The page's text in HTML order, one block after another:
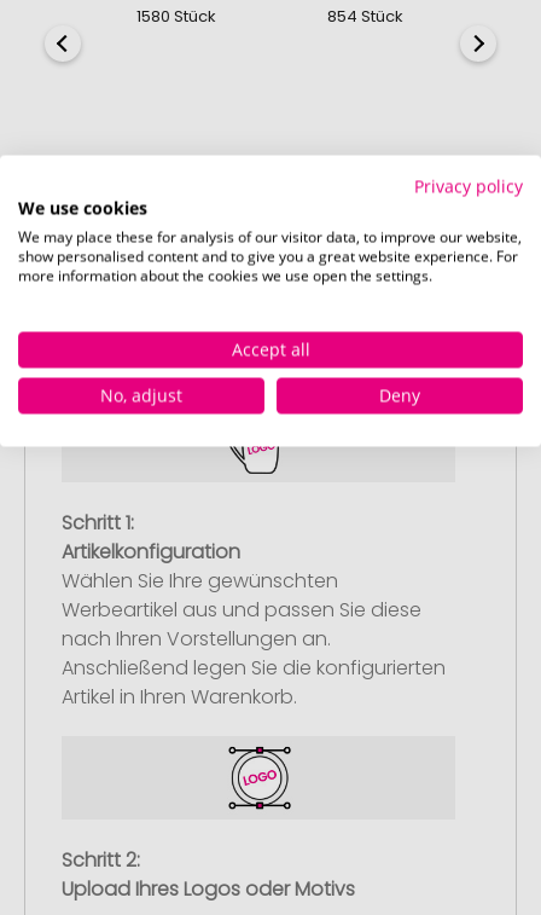
1580 Stück
854 Stück
Pinkcube
Schritt 1:
Artikelkonfiguration
Wählen Sie Ihre gewünschten
Werbeartikel aus und passen Sie diese
nach Ihren Vorstellungen an.
Anschließend legen Sie die konfigurierten
Artikel in Ihren Warenkorb.
Schritt 2:
Upload Ihres Logos oder Motivs
Privacy policy
We use cookies
We may place these for analysis of our visitor data, to improve our website,
show personalised content and to give you a great website experience. For
more information about the cookies we use open the settings.
Accept all
No, adjust
Deny